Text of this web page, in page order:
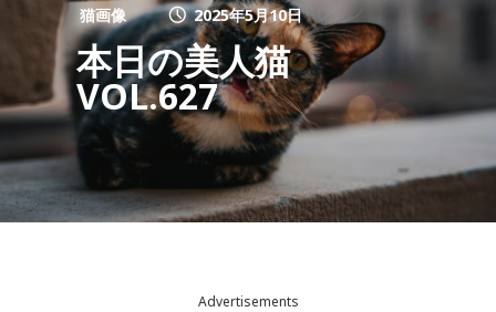
猫画像 2025年5月10日
本日の美人猫
VOL.627
Advertisements